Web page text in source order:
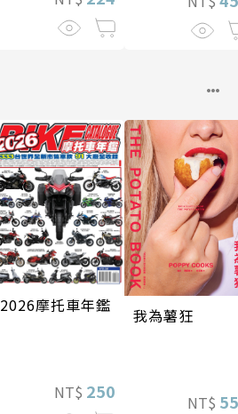
2026摩托車年鑑
NT$ 250
我為薯狂
NT$